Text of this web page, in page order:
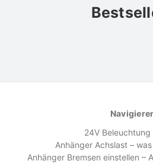
24V
Anhänger Achslast –
Anhänger Bremsen einstellen –